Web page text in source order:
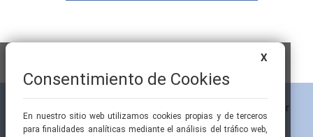
X
Consentimiento de Cookies
En nuestro sitio web utilizamos cookies propias y de terceros
para finalidades analíticas mediante el análisis del tráfico web,